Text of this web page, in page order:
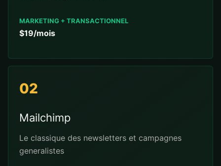
MARKETING + TRANSACTIONNEL
$19/mois
02
Mailchimp
Le classique des newsletters et campagnes
generalistes